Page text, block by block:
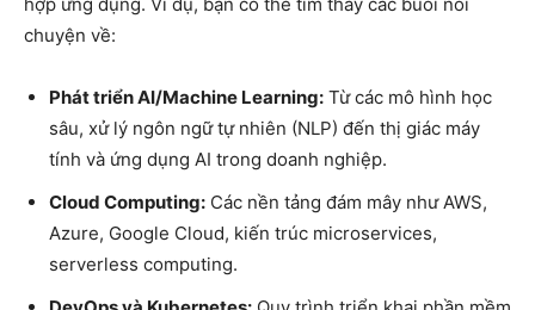
chuyện về:
Phát triển AI/Machine Learning: Từ các mô hình học
sâu, xử lý ngôn ngữ tự nhiên (NLP) đến thị giác máy
tính và ứng dụng AI trong doanh nghiệp.
Cloud Computing: Các nền tảng đám mây như AWS,
Azure, Google Cloud, kiến trúc microservices,
serverless computing.